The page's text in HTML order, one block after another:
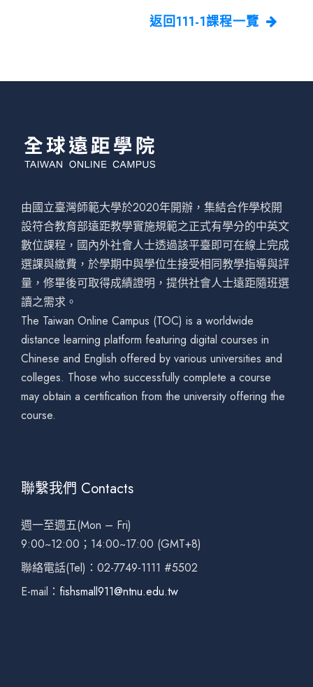
返回111-1課程一覽
由國立臺灣師範大學於2020年開辦，集結合作學校開
設符合教育部遠距教學實施規範之正式有學分的中英文
數位課程，國內外社會人士透過該平臺即可在線上完成
選課與繳費，於學期中與學位生接受相同教學指導與評
量，修畢後可取得成績證明，提供社會人士遠距隨班選
讀之需求。
The Taiwan Online Campus (TOC) is a worldwide
distance learning platform featuring digital courses in
Chinese and English offered by various universities and
colleges. Those who successfully complete a course
may obtain a certification from the university offering the
course.
聯繫我們 Contacts
週一至週五(Mon – Fri)
9:00~12:00；14:00~17:00 (GMT+8)
聯絡電話(Tel)：02-7749-1111 #5502
E-mail： fishsmall911@ntnu.edu.tw